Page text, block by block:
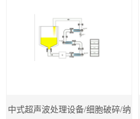
中式超声波处理设备/细胞破碎/纳